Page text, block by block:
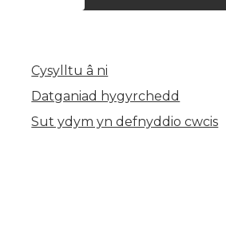
Cysylltu â ni
Datganiad hygyrchedd
Sut ydym yn defnyddio cwcis